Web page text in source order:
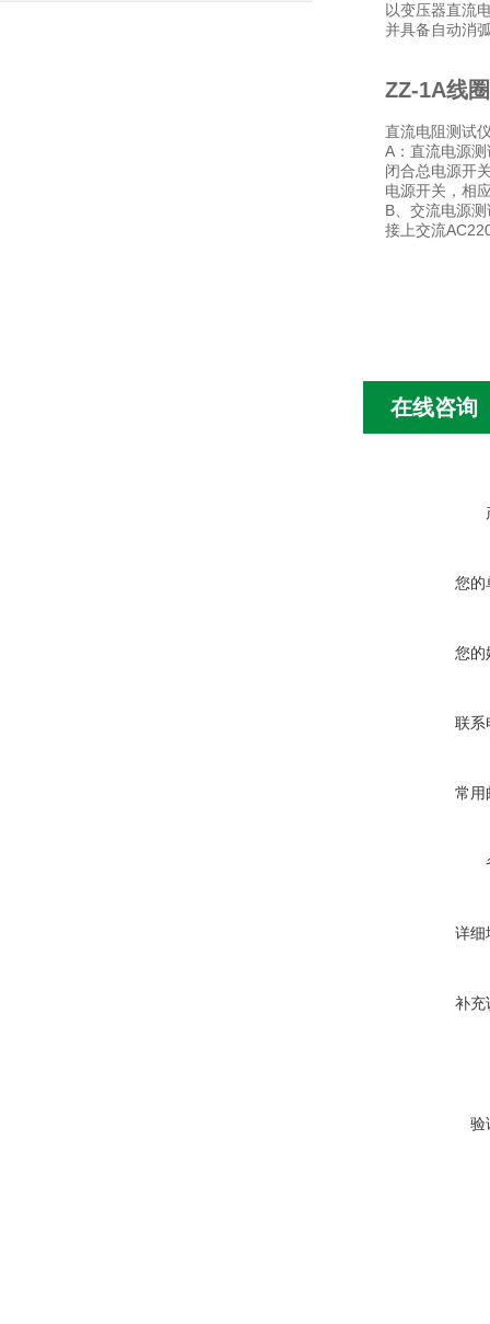
以变压器直流
并具备自动消
ZZ-1A线
直流电阻测试
A：直流电源测
闭合总电源开
电源开关，相
B、交流电源测
接上交流
在线咨询
您的
您的
联系
常用
详细
补充
验